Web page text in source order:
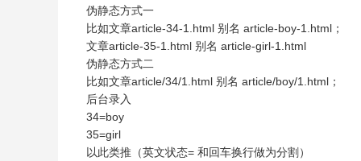
伪静态方式一
比如文章article-34-1.html 别名 article-boy-1.html；
文章article-35-1.html 别名 article-girl-1.html
伪静态方式二
比如文章article/34/1.html 别名 article/boy/1.html；
后台录入
34=boy
35=girl
以此类推（英文状态= 和回车换行做为分割）